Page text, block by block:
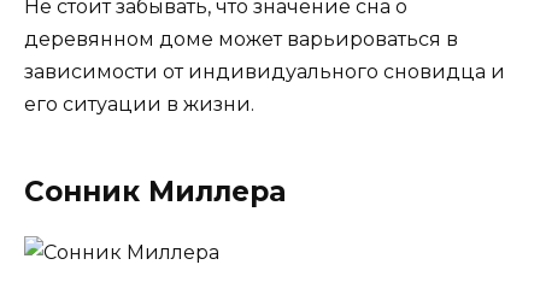
Не стоит забывать, что значение сна о
деревянном доме может варьироваться в
зависимости от индивидуального сновидца и
его ситуации в жизни.
Сонник Миллера